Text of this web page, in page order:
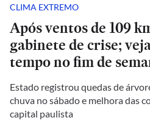
CLIMA EXTREMO
Após ventos de 109
gabinete de crise;
tempo no fim de
Estado registrou quedas de
chuva no sábado e melhora das
capital paulista